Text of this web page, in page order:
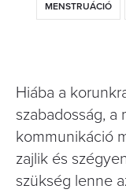
MENSTRUÁCIÓ
Hiába a
szabadosság, a
kommunikáció
zajlik és
szükség lenne